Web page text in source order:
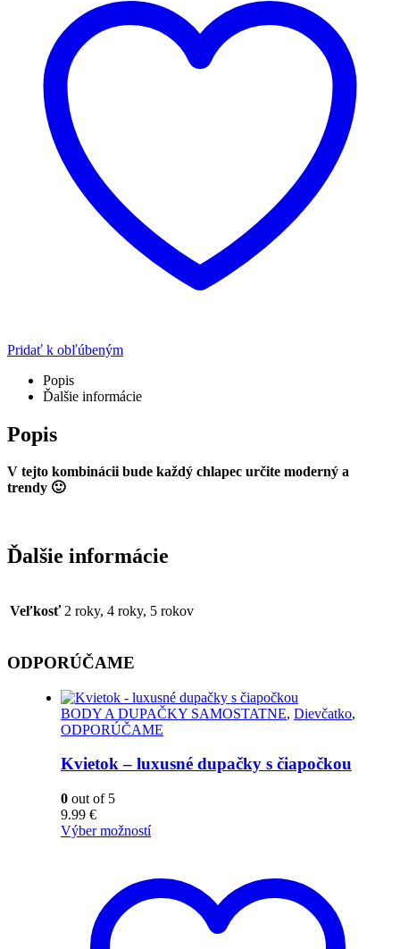
Pridať k obľúbeným
Popis
Ďalšie informácie
Popis
V tejto kombinácii bude každý chlapec určite moderný a
trendy 🙂
Ďalšie informácie
Veľkosť 2 roky, 4 roky, 5 rokov
ODPORÚČAME
BODY A DUPAČKY SAMOSTATNE, Dievčatko,
ODPORÚČAME
Kvietok – luxusné dupačky s čiapočkou
0 out of 5
9.99 €
Výber možností